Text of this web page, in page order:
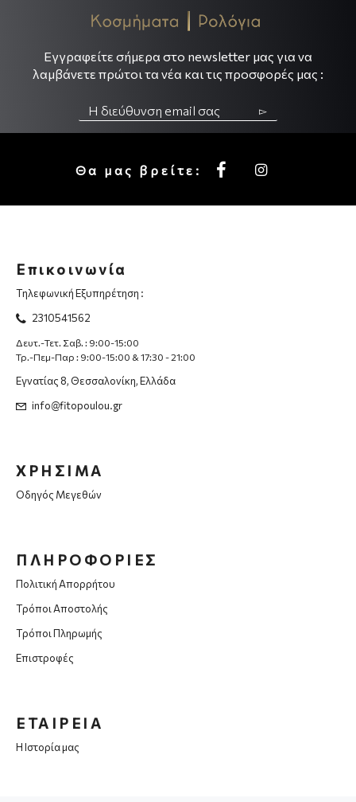
Εγγραφείτε σήμερα στο newsletter μας για να
λαμβάνετε πρώτοι τα νέα και τις προσφορές μας :
▻
Θα μας βρείτε:
Επικοινωνία
Τηλεφωνική Εξυπηρέτηση :
2310541562
Δευτ.-Τετ. Σαβ. : 9:00-15:00
Τρ.-Πεμ-Παρ : 9:00-15:00 & 17:30 - 21:00
Εγνατίας 8, Θεσσαλονίκη, Ελλάδα
info@fitopoulou.gr
ΧΡΗΣΙΜΑ
Οδηγός Μεγεθών
ΠΛΗΡΟΦΟΡΙΕΣ
Πολιτική Απορρήτου
Τρόποι Αποστολής
Τρόποι Πληρωμής
Επιστροφές
ΕΤΑΙΡΕΙΑ
Η Ιστορία μας